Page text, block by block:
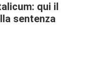
qui il
sentenza